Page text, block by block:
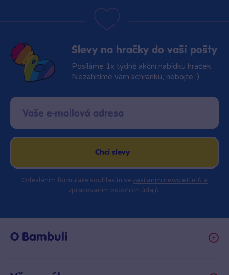
Slevy na hračky do vaší pošty
Posíláme 1x týdně akční nabídku hraček.
Nezahltíme vám schránku, nebojte :)
Chci slevy
Odesláním formuláře souhlasím se zasíláním newsletterů a
zpracováním osobních údajů.
O Bambuli